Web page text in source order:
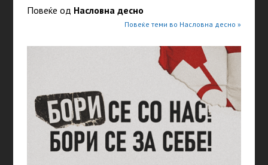
Повеќе од Насловна десно
Повеќе теми во Насловна десно »